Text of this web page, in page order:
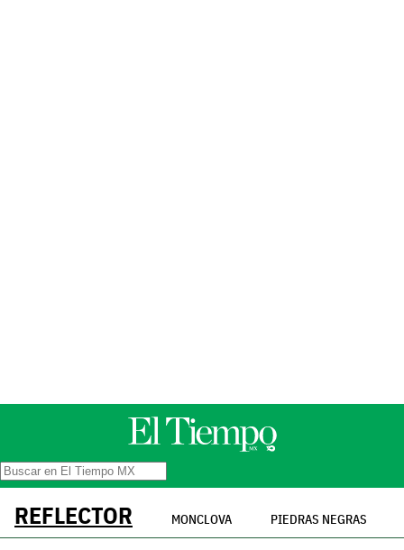
REFLECTOR MONCLOVA PIEDRAS NEGRAS